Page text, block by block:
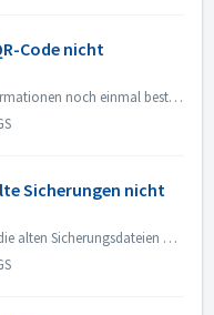
Code nicht
Könnten Sie bitte die folgenden Informationen noch einmal bestätigen? 1. Verbinden Sie den Computer und das Gerät mit demselben Wi-Fi-Netzwerk. 2. D...
Sicherungen nicht
Bitte vergewissern Sie sich, dass Sie die alten Sicherungsdateien auf derselben Festplatte (gleicher Laufwerksbuchstabe) abgelegt haben, als Sie die Sicheru...